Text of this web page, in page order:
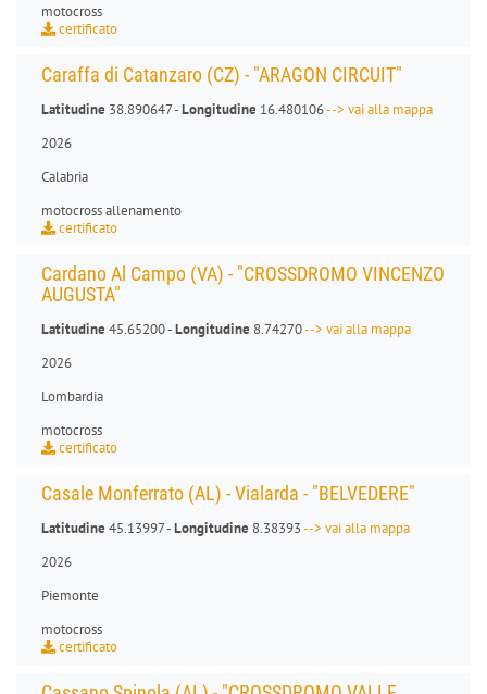
motocross
certificato
Caraffa di Catanzaro (CZ) - "ARAGON CIRCUIT"
Latitudine 38.890647 -Longitudine 16.480106--> vai alla mappa
2026
Calabria
motocross allenamento
certificato
Cardano Al Campo (VA) - "CROSSDROMO VINCENZO
AUGUSTA"
Latitudine45.65200 -Longitudine 8.74270--> vai alla mappa
2026
Lombardia
motocross
certificato
Casale Monferrato (AL) - Vialarda - "BELVEDERE"
Latitudine45.13997 -Longitudine 8.38393--> vai alla mappa
2026
Piemonte
motocross
certificato